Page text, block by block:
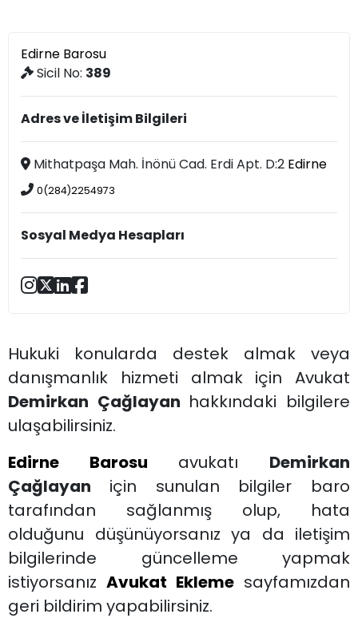
Edirne Barosu
Sicil No: 389
Adres ve İletişim Bilgileri
Mithatpaşa Mah. İnönü Cad. Erdi Apt. D:2 Edirne
0(284)2254973
Sosyal Medya Hesapları
Hukuki konularda destek almak veya
danışmanlık hizmeti almak için Avukat
Demirkan Çağlayan hakkındaki bilgilere
ulaşabilirsiniz.
Edirne Barosu
avukatı Demirkan
Çağlayan için sunulan bilgiler baro
tarafından sağlanmış olup, hata
olduğunu düşünüyorsanız ya da iletişim
bilgilerinde güncelleme yapmak
istiyorsanız Avukat Ekleme sayfamızdan
geri bildirim yapabilirsiniz.